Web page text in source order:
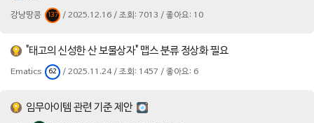
강낭땅콩 137 / 2025.12.16 / 조회: 7013 / 좋아요: 10
"태고의 신성한 산 보물상자" 맵스 분류 정상화 필요
Ematics 62 / 2025.11.24 / 조회: 1457 / 좋아요: 6
임무아이템 관련 기준 제안